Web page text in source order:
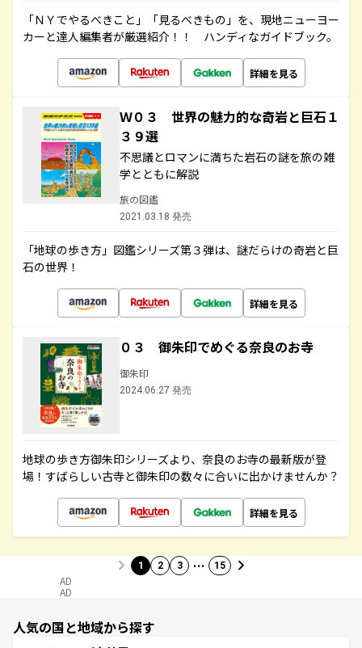
「ＮＹでやるべきこと」「見るべきもの」を、現地ニューヨー
カーと達人編集者が厳選紹介！！ ハンディなガイドブック。
詳細を見る
Ｗ０３ 世界の魅力的な奇岩と巨石１
３９選
不思議とロマンに満ちた岩石の謎を旅の雑
学とともに解説
旅の図鑑
2021.03.18 発売
「地球の歩き方」図鑑シリーズ第３弾は、謎だらけの奇岩と巨
石の世界！
詳細を見る
０３ 御朱印でめぐる奈良のお寺
御朱印
2024.06.27 発売
地球の歩き方御朱印シリーズより、奈良のお寺の最新版が登
場！すばらしい古寺と御朱印の数々に合いに出かけませんか？
詳細を見る
1 2 3 … 15
AD
AD
人気の国と地域から探す